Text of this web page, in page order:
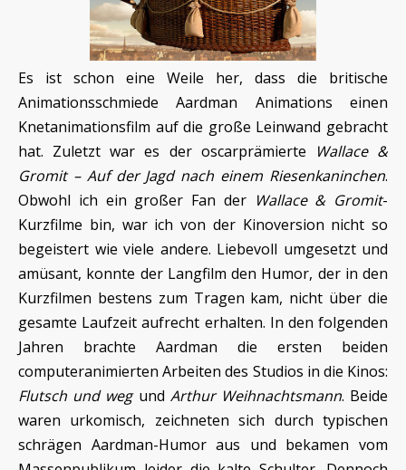
Es ist schon eine Weile her, dass die britische
Animationsschmiede Aardman Animations einen
Knetanimationsfilm auf die große Leinwand gebracht
hat. Zuletzt war es der oscarprämierte
Wallace &
Gromit – Auf der Jagd nach einem Riesenkaninchen.
Obwohl ich ein großer Fan der Wallace & Gromit-
Kurzfilme bin, war ich von der Kinoversion nicht so
begeistert wie viele andere. Liebevoll umgesetzt und
amüsant, konnte der Langfilm den Humor, der in den
Kurzfilmen bestens zum Tragen kam, nicht über die
gesamte Laufzeit aufrecht erhalten. In den folgenden
Jahren brachte Aardman die ersten beiden
computeranimierten Arbeiten des Studios in die Kinos:
Flutsch und wegund Arthur Weihnachtsmann. Beide
waren urkomisch, zeichneten sich durch typischen
schrägen Aardman-Humor aus und bekamen vom